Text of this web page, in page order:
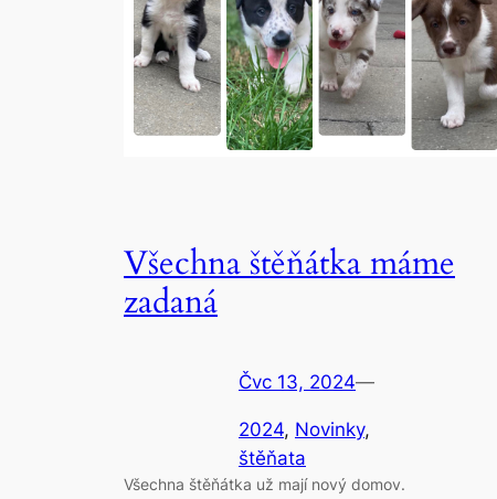
Všechna štěňátka máme
zadaná
Čvc 13, 2024—
2024, Novinky
štěňata
Všechna štěňátka už mají nový domov.